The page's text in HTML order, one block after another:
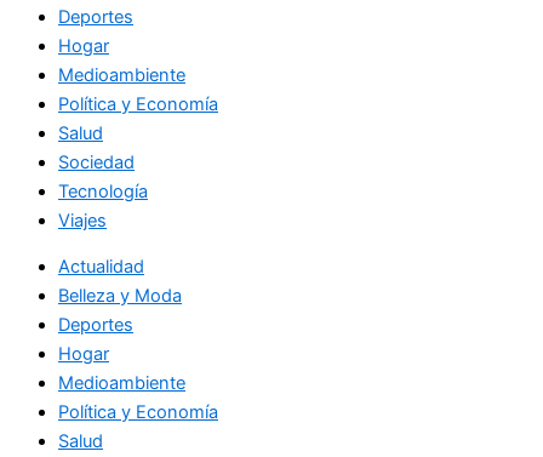
Deportes
Hogar
Medioambiente
Política y Economía
Salud
Sociedad
Tecnología
Viajes
Actualidad
Belleza y Moda
Deportes
Hogar
Medioambiente
Política y Economía
Salud